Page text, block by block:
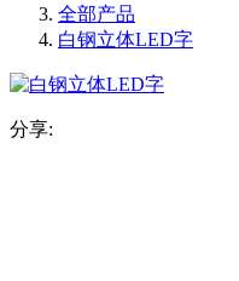
全部产品
白钢立体LED字
分享: